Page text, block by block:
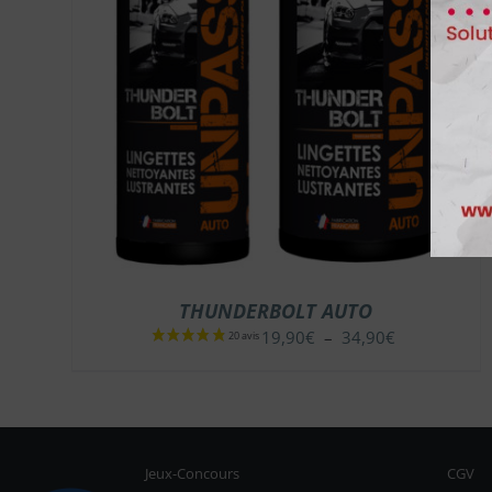
THUNDERBOLT AUTO
19,90€ – 34,90€Plage
à
Jeux-Concours CGV